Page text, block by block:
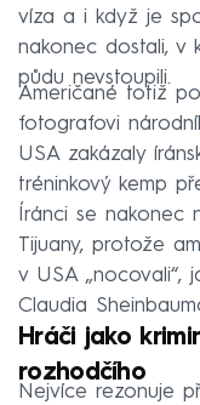
víza a i když je
nakonec dostali, v
půdu nevstoupili.
Američané totiž
fotografovi
USA zakázaly
tréninkový kemp
Íránci se nakonec
Tijuany, protože
v USA „nocovali“,
Claudia
Hráči jako
rozhodčího
Nejvíce rezonuje